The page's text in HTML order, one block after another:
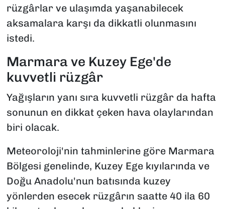
rüzgârlar ve ulaşımda yaşanabilecek
aksamalara karşı da dikkatli olunmasını
istedi.
Marmara ve Kuzey Ege'de
kuvvetli rüzgâr
Yağışların yanı sıra kuvvetli rüzgâr da hafta
sonunun en dikkat çeken hava olaylarından
biri olacak.
Meteoroloji'nin tahminlerine göre Marmara
Bölgesi genelinde, Kuzey Ege kıyılarında ve
Doğu Anadolu'nun batısında kuzey
yönlerden esecek rüzgârın saatte 40 ila 60